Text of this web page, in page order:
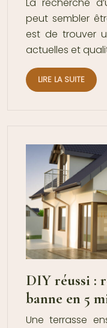
peut sembler
est de trouver
actuelles et
LIRE LA SUITE
DIY réussi :
banne en 5
Une terrasse